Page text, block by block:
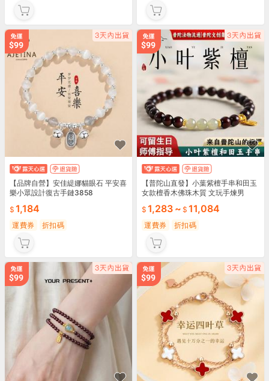
【品牌自營】安佳緹娜貓眼石 平安喜
樂小眾設計復古手鏈3858
1,184
運費券 折扣碼
【普陀山直發】小葉紫檀手串和田玉
女款檀香木佛珠木質 文玩手煉男
1,283 ~ 11,084
運費券 折扣碼